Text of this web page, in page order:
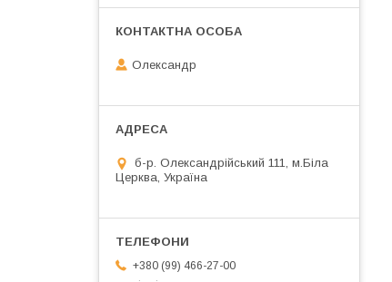
Олександр
б-р. Олександрійський 111, м.Біла
Церква, Україна
+380 (99) 466-27-00